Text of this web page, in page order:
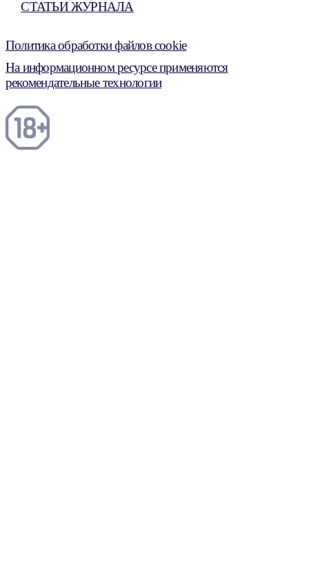
СТАТЬИ ЖУРНАЛА
Политика обработки файлов cookie
На информационном ресурсе применяются
рекомендательные технологии